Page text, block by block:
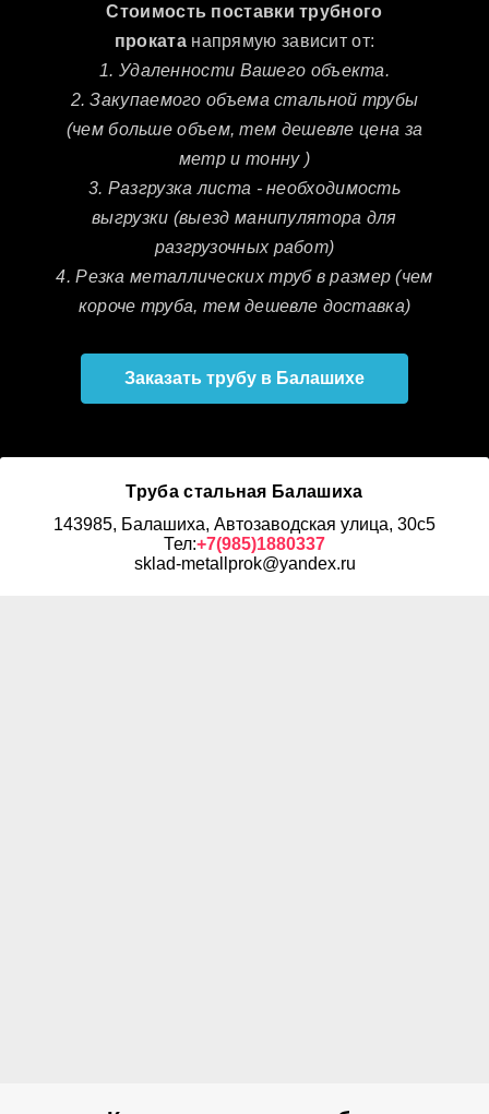
Стоимость поставки трубного
проката напрямую зависит от:
1. Удаленности Вашего объекта.
2. Закупаемого объема стальной трубы
(чем больше объем, тем дешевле цена за
метр и тонну )
3. Разгрузка листа - необходимость
выгрузки (выезд манипулятора для
разгрузочных работ)
4. Резка металлических труб в размер (чем
короче труба, тем дешевле доставка)
Заказать трубу в Балашихе
Труба стальная Балашиха
143985, Балашиха, Автозаводская улица, 30с5
Тел:+7(985)1880337
sklad-metallprok@yandex.ru